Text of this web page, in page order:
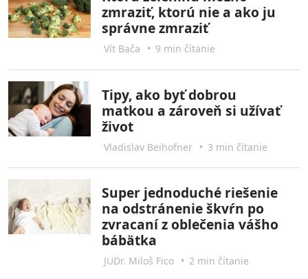
zmraziť, ktorú nie a ako ju
správne zmraziť
Vít Bača • 9 min čítanie
Tipy, ako byť dobrou
matkou a zároveň si užívať
život
Vladislav Beihofner • 3 min čítanie
Super jednoduché riešenie
na odstránenie škvŕn po
zvracaní z oblečenia vášho
bábätka
JUDr. Miloš Fico • 2 min čítanie